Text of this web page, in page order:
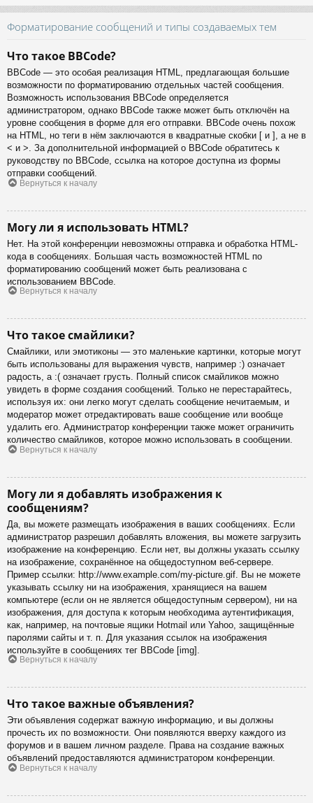
Форматирование сообщений и типы создаваемых тем
Что такое BBCode?
BBCode — это особая реализация HTML, предлагающая большие
возможности по форматированию отдельных частей сообщения.
Возможность использования BBCode определяется
администратором, однако BBCode также может быть отключён на
уровне сообщения в форме для его отправки. BBCode очень похож
на HTML, но теги в нём заключаются в квадратные скобки [ и ], а не в
< и >. За дополнительной информацией о BBCode обратитесь к
руководству по BBCode, ссылка на которое доступна из формы
отправки сообщений.
Вернуться к началу
Могу ли я использовать HTML?
Нет. На этой конференции невозможны отправка и обработка HTML-
кода в сообщениях. Большая часть возможностей HTML по
форматированию сообщений может быть реализована с
использованием BBCode.
Вернуться к началу
Что такое смайлики?
Смайлики, или эмотиконы — это маленькие картинки, которые могут
быть использованы для выражения чувств, например :) означает
радость, а :( означает грусть. Полный список смайликов можно
увидеть в форме создания сообщений. Только не перестарайтесь,
используя их: они легко могут сделать сообщение нечитаемым, и
модератор может отредактировать ваше сообщение или вообще
удалить его. Администратор конференции также может ограничить
количество смайликов, которое можно использовать в сообщении.
Вернуться к началу
Могу ли я добавлять изображения к
сообщениям?
Да, вы можете размещать изображения в ваших сообщениях. Если
администратор разрешил добавлять вложения, вы можете загрузить
изображение на конференцию. Если нет, вы должны указать ссылку
на изображение, сохранённое на общедоступном веб-сервере.
Пример ссылки: http://www.example.com/my-picture.gif. Вы не можете
указывать ссылку ни на изображения, хранящиеся на вашем
компьютере (если он не является общедоступным сервером), ни на
изображения, для доступа к которым необходима аутентификация,
как, например, на почтовые ящики Hotmail или Yahoo, защищённые
паролями сайты и т. п. Для указания ссылок на изображения
используйте в сообщениях тег BBCode [img].
Вернуться к началу
Что такое важные объявления?
Эти объявления содержат важную информацию, и вы должны
прочесть их по возможности. Они появляются вверху каждого из
форумов и в вашем личном разделе. Права на создание важных
объявлений предоставляются администратором конференции.
Вернуться к началу